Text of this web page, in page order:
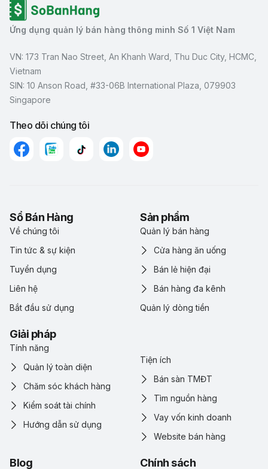
Ứng dụng quản lý bán hàng thông minh Số 1 Việt Nam
VN: 173 Tran Nao Street, An Khanh Ward, Thu Duc City, HCMC,
Vietnam
SIN: 10 Anson Road, #33-06B International Plaza, 079903
Singapore
Theo dõi chúng tôi
Sổ Bán Hàng
Về chúng tôi
Tin tức & sự kiện
Tuyển dụng
Liên hệ
Bắt đầu sử dụng
Sản phẩm
Quản lý bán hàng
Cửa hàng ăn uống
Bán lẻ hiện đại
Bán hàng đa kênh
Quản lý dòng tiền
Giải pháp
Tính năng
Quản lý toàn diện
Chăm sóc khách hàng
Kiểm soát tài chính
Hướng dẫn sử dụng
Tiện ích
Bán sàn TMĐT
Tìm nguồn hàng
Vay vốn kinh doanh
Website bán hàng
Blog Chính sách